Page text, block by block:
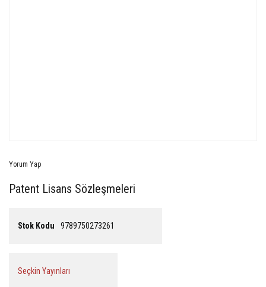
Yorum Yap
Patent Lisans Sözleşmeleri
Stok Kodu 9789750273261
Seçkin Yayınları